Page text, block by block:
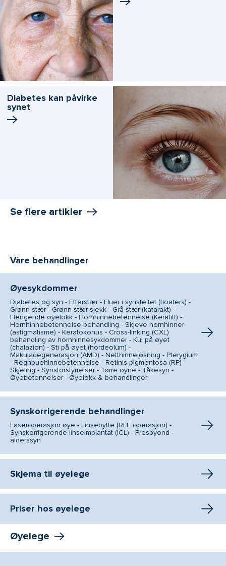
Diabetes kan påvirke
synet
Se flere artikler
Våre behandlinger
Øyesykdommer
Diabetes og syn - Etterstær - Fluer i synsfeltet (floaters) -
Grønn stær - Grønn stær-sjekk - Grå stær (katarakt) -
Hengende øyelokk - Hornhinnebetennelse (Keratitt) -
Hornhinnebetennelse-behandling - Skjeve hornhinner
(astigmatisme) - Keratokonus - Cross-linking (CXL)
behandling av hornhinnesykdommer - Kul på øyet
(chalazion) - Sti på øyet (hordeolum) -
Makuladegenerasjon (AMD) - Netthinneløsning - Pterygium
- Regnbuehinnebetennelse - Retinis pigmentosa (RP) -
Skjeling - Synsforstyrrelser - Tørre øyne - Tåkesyn -
Øyebetennelser - Øyelokk & behandlinger
Synskorrigerende behandlinger
Laseroperasjon øye - Linsebytte (RLE operasjon) -
Synskorrigerende linseimplantat (ICL) - Presbyond -
alderssyn
Skjema til øyelege
Priser hos øyelege
Øyelege